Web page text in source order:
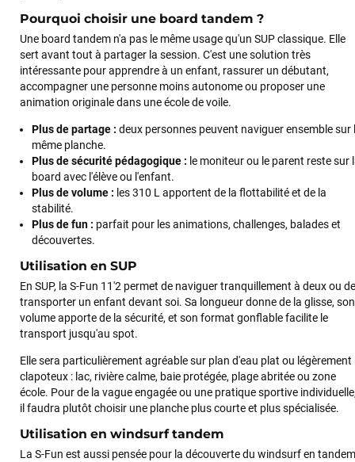
Pourquoi choisir une board tandem ?
Une board tandem n'a pas le même usage qu'un SUP classique. Elle
sert avant tout à partager la session. C'est une solution très
intéressante pour apprendre à un enfant, rassurer un débutant,
accompagner une personne moins autonome ou proposer une
animation originale dans une école de voile.
Plus de partage : deux personnes peuvent naviguer ensemble sur
même planche.
Plus de sécurité pédagogique : le moniteur ou le parent reste sur
board avec l'élève ou l'enfant.
Plus de volume : les 310 L apportent de la flottabilité et de la
stabilité.
Plus de fun : parfait pour les animations, challenges, balades et
découvertes.
Utilisation en SUP
En SUP, la S-Fun 11'2 permet de naviguer tranquillement à deux ou de
transporter un enfant devant soi. Sa longueur donne de la glisse, son
volume apporte de la sécurité, et son format gonflable facilite le
transport jusqu'au spot.
Elle sera particulièrement agréable sur plan d'eau plat ou légèrement
clapoteux : lac, rivière calme, baie protégée, plage abritée ou zone
école. Pour de la vague engagée ou une pratique sportive
il faudra plutôt choisir une planche plus courte et plus spécialisée.
Utilisation en windsurf tandem
La S-Fun est aussi pensée pour la découverte du windsurf en